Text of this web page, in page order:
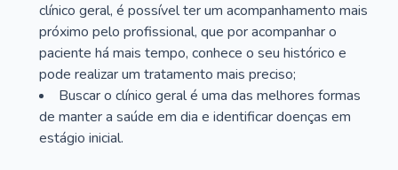
clínico geral, é possível ter um acompanhamento mais
próximo pelo profissional, que por acompanhar o
paciente há mais tempo, conhece o seu histórico e
pode realizar um tratamento mais preciso;
Buscar o clínico geral é uma das melhores formas
de manter a saúde em dia e identificar doenças em
estágio inicial.